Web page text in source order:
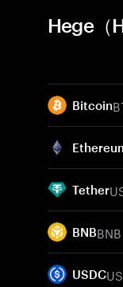
Hege（
Bitcoin
Tether
BNBBNB
USDC